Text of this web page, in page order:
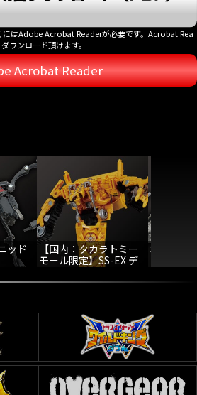
にはAdobe Acrobat Readerが必要です。Acrobat Rea
ウンロード頂けます。
Acrobat Reader
ッド
【国内：タカラトミー
モール限定】SS-EX デ
ィセプティコンスキッ
プジャック
SS-146